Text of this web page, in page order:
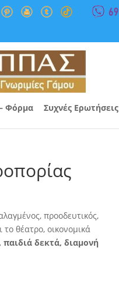
Φόρμα Συχνές Ερωτήσεις
προοδευτικός,
το θέατρο, οικονομικά
δεκτά, διαμονή